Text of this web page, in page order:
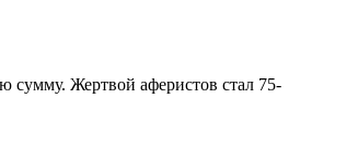
сумму. Жертвой аферистов стал 75-